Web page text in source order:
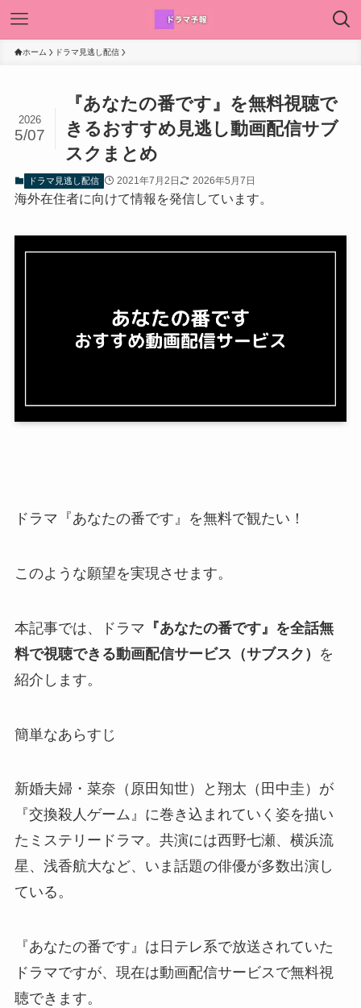
ホーム ドラマ見逃し配信
『あなたの番です』を無料視聴で
きるおすすめ見逃し動画配信サブ
スクまとめ
2026
5/07
ドラマ見逃し配信 2021年7月2日 2026年5月7日
海外在住者に向けて情報を発信しています。
ドラマ『あなたの番です』を無料で観たい！
このような願望を実現させます。
本記事では、ドラマ 『あなたの番です』を全話無
料で視聴できる動画配信サービス（サブスク）
を
紹介します。
簡単なあらすじ
新婚夫婦・菜奈（原田知世）と翔太（田中圭）が
『交換殺人ゲーム』に巻き込まれていく姿を描い
たミステリードラマ。共演には西野七瀬、横浜流
星、浅香航大など、いま話題の俳優が多数出演し
ている。
『あなたの番です』は日テレ系で放送されていた
ドラマですが、現在は動画配信サービスで無料視
聴できます。